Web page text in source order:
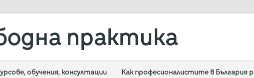
практика
обучения, консултации Как професионалистите в България